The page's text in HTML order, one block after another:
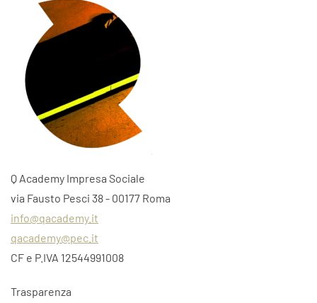
Q Academy Impresa Sociale
via Fausto Pesci 38 - 00177 Roma
info@qacademy.it
qacademy@pec.it
CF e P.IVA 12544991008
Trasparenza